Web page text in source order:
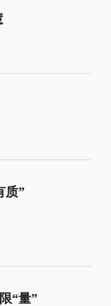
质”
“量”